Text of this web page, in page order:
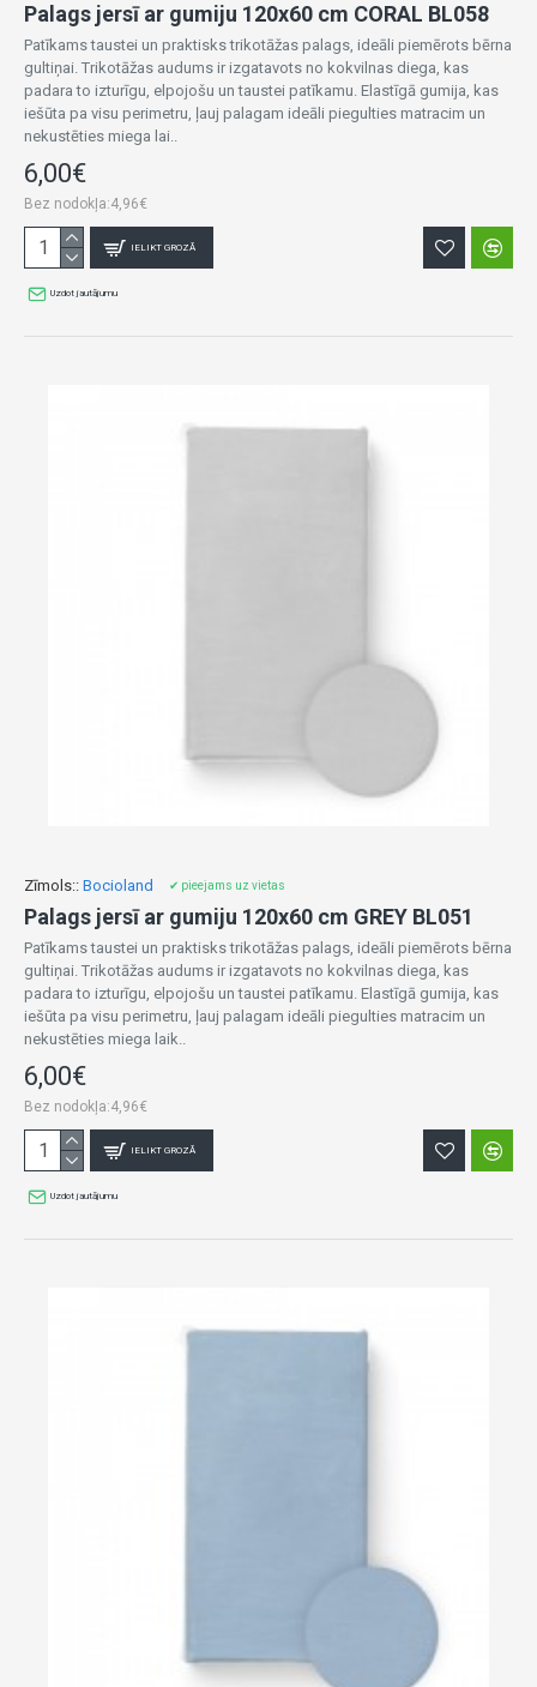
Palags jersī ar gumiju 120x60 cm CORAL BL058
Patīkams taustei un praktisks trikotāžas palags, ideāli piemērots bērna
gultiņai. Trikotāžas audums ir izgatavots no kokvilnas diega, kas
padara to izturīgu, elpojošu un taustei patīkamu. Elastīgā gumija, kas
iešūta pa visu perimetru, ļauj palagam ideāli piegulties matracim un
nekustēties miega lai..
6,00€
Bez nodokļa:4,96€
IELIKT GROZĀ
Uzdot jautājumu
Zīmols:: Bocioland ✔ pieejams uz vietas
Palags jersī ar gumiju 120x60 cm GREY BL051
Patīkams taustei un praktisks trikotāžas palags, ideāli piemērots bērna
gultiņai. Trikotāžas audums ir izgatavots no kokvilnas diega, kas
padara to izturīgu, elpojošu un taustei patīkamu. Elastīgā gumija, kas
iešūta pa visu perimetru, ļauj palagam ideāli piegulties matracim un
nekustēties miega laik..
6,00€
Bez nodokļa:4,96€
IELIKT GROZĀ
Uzdot jautājumu